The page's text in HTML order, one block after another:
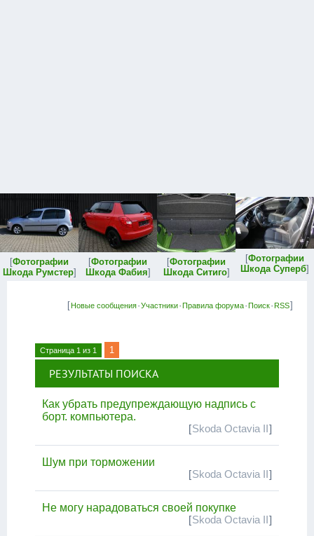
[Фотографии
Шкода Румстер]
[Фотографии
Шкода Фабия]
[Фотографии
Шкода Ситиго]
[Фотографии
Шкода Суперб]
[Новые сообщения·Участники·Правила форума·Поиск·RSS]
Страница 1 из 1 1
РЕЗУЛЬТАТЫ ПОИСКА
Как убрать предупреждающую надпись с
борт. компьютера.
[Skoda Octavia II ]
Шум при торможении
[Skoda Octavia II ]
Не могу нарадоваться своей покупке
[Skoda Octavia II ]